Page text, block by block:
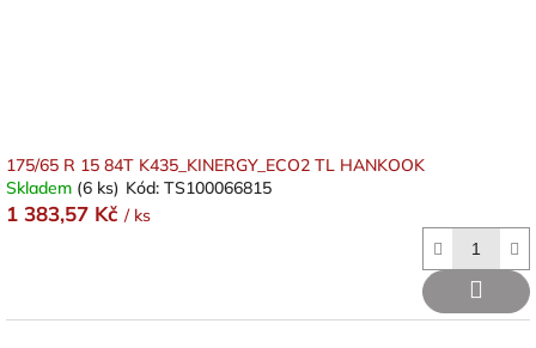
175/65 R 15 84T K435_KINERGY_ECO2 TL HANKOOK
Skladem (6 ks) Kód: TS100066815
1 383,57 Kč / ks